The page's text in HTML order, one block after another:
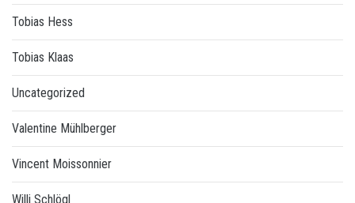
Tobias Hess
Tobias Klaas
Uncategorized
Valentine Mühlberger
Vincent Moissonnier
Willi Schlögl